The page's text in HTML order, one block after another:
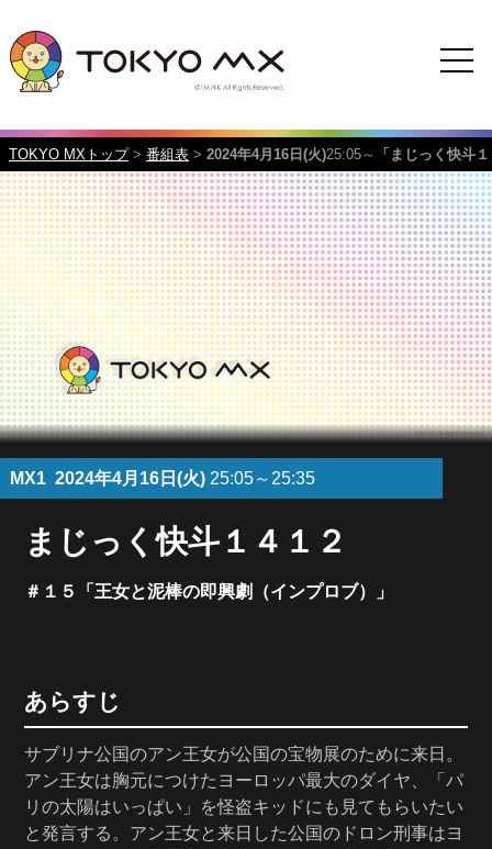
TOKYO MXトップ> 番組表 > 2024年4月16日(火)25:05～ 「まじっく快斗
MX1 2024年4月16日(火) 25:05～25:35
まじっく快斗１４１２
＃１５「王女と泥棒の即興劇（インプロブ）」
あらすじ
サブリナ公国のアン王女が公国の宝物展のために来日。
アン王女は胸元につけたヨーロッパ最大のダイヤ、「パ
リの太陽はいっぱい」を怪盗キッドにも見てもらいたい
と発言する。アン王女と来日した公国のドロン刑事はヨ